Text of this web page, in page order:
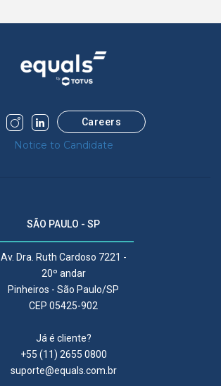
Careers
Notice to Candidate
SÃO PAULO - SP
Av. Dra. Ruth Cardoso 7221 -
20º andar
Pinheiros - São Paulo/SP
CEP 05425-902
Já é cliente?
+55 (11) 2655 0800
suporte@equals.com.br